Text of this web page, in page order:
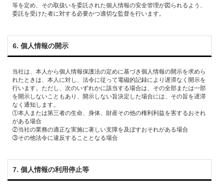
等を定め、その取扱いを委託された個⼈情報の安全管理が図られるよう、
6. 個⼈情報の開⽰
当社は、本⼈から個⼈情報保護法の定めに基づき個⼈情報の開⽰を求めら
れたときは、本⼈に対し、法令に従って電磁的記録により遅滞なく開⽰を
⾏います。ただし、次のいずれかに該当する場合は、その全部または⼀部
を開⽰しないこともあり、開⽰しない旨決定した場合には、その旨を遅滞
なく通知します。
①本⼈または第三者の⽣命、⾝体、財産その他の権利利益を害するおそれ
がある場合
②当社の業務の適正な実施に著しい⽀障を及ぼすおそれがある場合
7. 個⼈情報の利⽤停⽌等